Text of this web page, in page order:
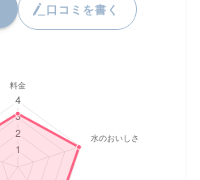
口コミを書く